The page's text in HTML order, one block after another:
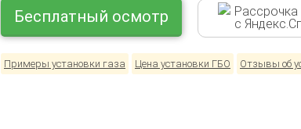
Бесплатный осмотр
Рассрочка
с
Примеры установки газа Цена установки ГБО Отзывы об